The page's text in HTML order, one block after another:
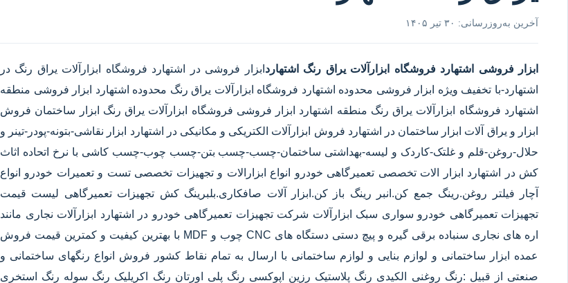
آخرین به‌روزرسانی: ۳۰ تیر ۱۴۰۵
ابزار فروشی اشتهارد فروشگاه ابزارآلات یراق رنگ اشتهارد ابزار فروشی در اشتهارد فروشگاه ابزارآلات یراق رنگ در
اشتهارد-با تخفیف ویژه ابزار فروشی محدوده اشتهارد فروشگاه ابزارآلات یراق رنگ محدوده اشتهارد ابزار فروشی منطقه
اشتهارد فروشگاه ابزارآلات یراق رنگ منطقه اشتهارد ابزار فروشی فروشگاه ابزارآلات یراق رنگ ابزار ساختمان فروش
ابزار و یراق آلات ابزار ساختمان در اشتهارد فروش ابزارآلات الکتریکی و مکانیکی در اشتهارد ابزار نقاشی-بتونه-پودر-تینر و
حلال-روغن-قلم و غلتک-کاردک و لیسه-بهداشتی ساختمان-چسب-چسب بتن-چسب چوب-چسب کاشی با نرخ اتحاده اثاث
کش در اشتهارد ابزار الات تخصصی تعمیرگاهی خودرو انواع ابزارالات و تجهیزات تخصصی تست و تعمیرات خودرو انواع
آچار فیلتر روغن.رینگ جمع کن.انبر رینگ باز کن.ابزار آلات صافکاری.بلبرینگ کش تجهیزات تعمیرگاهی لیست قیمت
تجهیزات تعمیرگاهی خودرو سواری سبک ابزارآلات شرکت تجهیزات تعمیرگاهی خودرو در اشتهارد ابزارآلات نجاری مانند
اره های نجاری سنباده برقی گیره و پیچ دستی دستگاه های CNC چوب و MDF با بهترین کیفیت و کمترین قیمت فروش
عمده ابزار ساختمانی و لوازم بنایی و لوازم ساختمانی با ارسال به تمام نقاط کشور فروش انواع رنگهای ساختمانی و
صنعتی از قبیل :رنگ روغنی الکیدی رنگ پلاستیک رزین اپوکسی رنگ پلی اورتان رنگ اکریلیک رنگ سوله رنگ استخری